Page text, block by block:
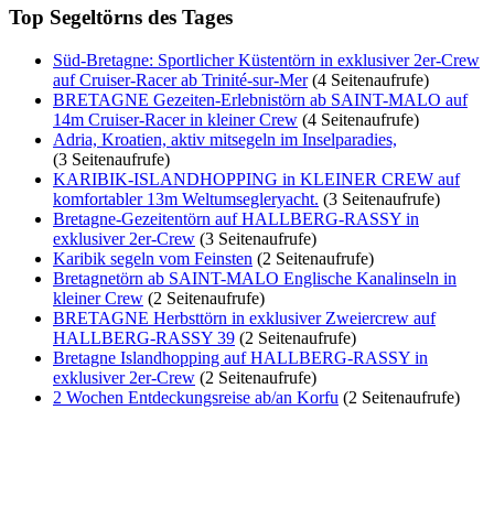
Top Segeltörns des Tages
Süd-Bretagne: Sportlicher Küstentörn in exklusiver 2er-Crew
auf Cruiser-Racer ab Trinité-sur-Mer(4 Seitenaufrufe)
BRETAGNE Gezeiten-Erlebnistörn ab SAINT-MALO auf
14m Cruiser-Racer in kleiner Crew (4 Seitenaufrufe)
Adria, Kroatien, aktiv mitsegeln im Inselparadies,
(3 Seitenaufrufe)
KARIBIK-ISLANDHOPPING in KLEINER CREW auf
komfortabler 13m Weltumsegleryacht. (3 Seitenaufrufe)
Bretagne-Gezeitentörn auf HALLBERG-RASSY in
exklusiver 2er-Crew (3 Seitenaufrufe)
Karibik segeln vom Feinsten (2 Seitenaufrufe)
Bretagnetörn ab SAINT-MALO Englische Kanalinseln in
kleiner Crew (2 Seitenaufrufe)
BRETAGNE Herbsttörn in exklusiver Zweiercrew auf
HALLBERG-RASSY 39 (2 Seitenaufrufe)
Bretagne Islandhopping auf HALLBERG-RASSY in
exklusiver 2er-Crew (2 Seitenaufrufe)
2 Wochen Entdeckungsreise ab/an Korfu (2 Seitenaufrufe)